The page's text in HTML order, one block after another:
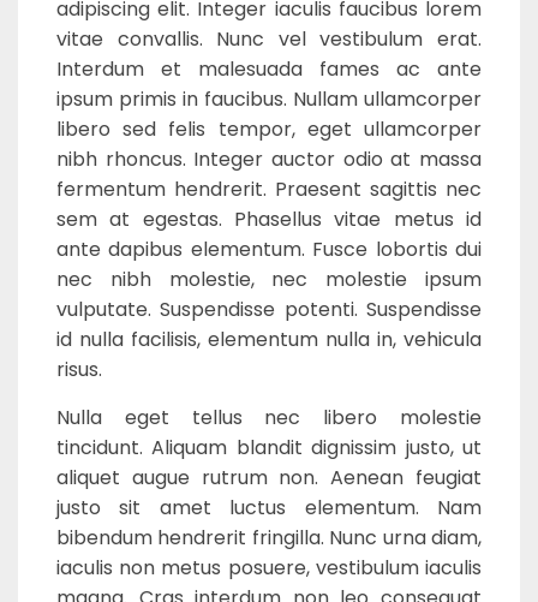
adipiscing elit. Integer iaculis faucibus lorem
vitae convallis. Nunc vel vestibulum erat.
Interdum et malesuada fames ac ante
ipsum primis in faucibus. Nullam ullamcorper
libero sed felis tempor, eget ullamcorper
nibh rhoncus. Integer auctor odio at massa
fermentum hendrerit. Praesent sagittis nec
sem at egestas. Phasellus vitae metus id
ante dapibus elementum. Fusce lobortis dui
nec nibh molestie, nec molestie ipsum
vulputate. Suspendisse potenti. Suspendisse
id nulla facilisis, elementum nulla in, vehicula
risus.
Nulla eget tellus nec libero molestie
tincidunt. Aliquam blandit dignissim justo, ut
aliquet augue rutrum non. Aenean feugiat
justo sit amet luctus elementum. Nam
bibendum hendrerit fringilla. Nunc urna diam,
iaculis non metus posuere, vestibulum iaculis